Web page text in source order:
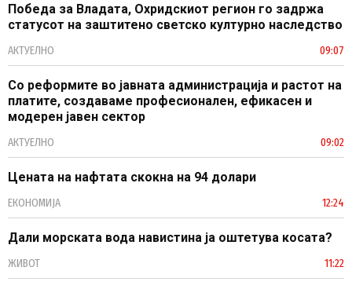
Победа за Владата, Охридскиот регион го задржа
статусот на заштитено светско културно наследство
АКТУЕЛНО 09:07
Со реформите во јавната администрација и растот на
платите, создаваме професионален, ефикасен и
модерен јавен сектор
АКТУЕЛНО 09:02
Цената на нафтата скокна на 94 долари
ЕКОНОМИЈА 12:24
Дали морската вода навистина ја оштетува косата?
ЖИВОТ 11:22